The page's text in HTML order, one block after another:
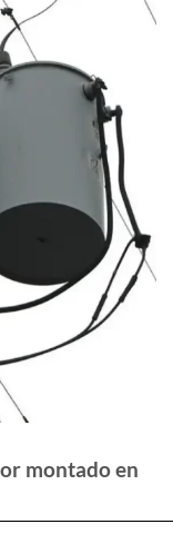
montado en